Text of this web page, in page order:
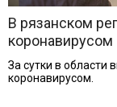
В рязанском
коронавирусом
За сутки в области
коронавирусом.